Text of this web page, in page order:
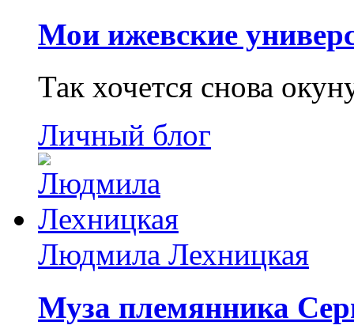
Мои ижевские
Так хочется снова
Личный блог
Людмила Лехницкая
Муза племянника